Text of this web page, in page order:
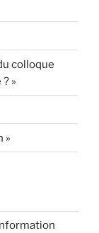
colloque
»
»